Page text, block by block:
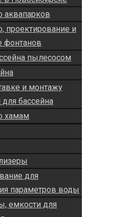
аквапарков
проектирование и
фонтанов
пылесосом
и монтажу
бассейна
хамам
для
параметров воды
емкости для